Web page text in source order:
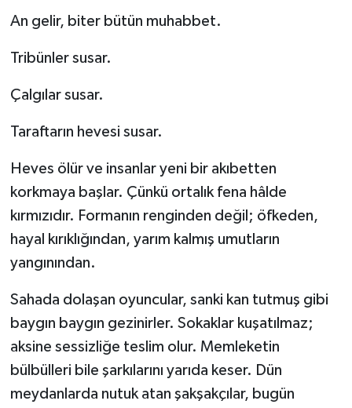
An gelir, biter bütün muhabbet.
Tribünler susar.
Çalgılar susar.
Taraftarın hevesi susar.
Heves ölür ve insanlar yeni bir akıbetten
korkmaya başlar. Çünkü ortalık fena hâlde
kırmızıdır. Formanın renginden değil; öfkeden,
hayal kırıklığından, yarım kalmış umutların
yangınından.
Sahada dolaşan oyuncular, sanki kan tutmuş gibi
baygın baygın gezinirler. Sokaklar kuşatılmaz;
aksine sessizliğe teslim olur. Memleketin
bülbülleri bile şarkılarını yarıda keser. Dün
meydanlarda nutuk atan şakşakçılar, bugün